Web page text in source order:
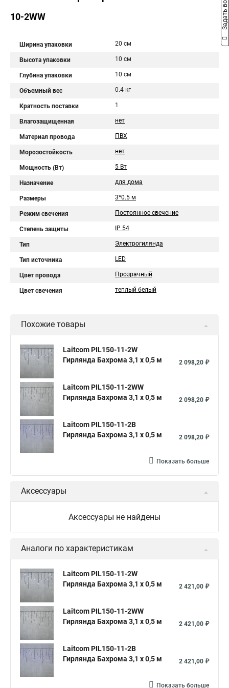
10-2WW
Ширина упаковки 20 см
Высота упаковки 10 см
Глубина упаковки 10 см
Объемный вес 0.4 кг
Кратность поставки 1
Влагозащищенная нет
Материал провода ПВХ
Морозостойкость нет
Мощность (Вт) 5 Вт
Назначение для дома
Размеры 3*0.5 м
Режим свечения Постоянное свечение
Степень защиты IP 54
Тип Электрогилянда
Тип источника LED
Цвет провода Прозрачный
Цвет свечения теплый белый
Похожие товары
Laitcom PIL150-11-2W
Гирлянда Бахрома 3,1 x 0,5 м
2 098,20 ₽
Laitcom PIL150-11-2WW
Гирлянда Бахрома 3,1 x 0,5 м
2 098,20 ₽
Laitcom PIL150-11-2B
Гирлянда Бахрома 3,1 x 0,5 м
2 098,20 ₽
Показать больше
Аксессуары
Аксессуары не найдены
Аналоги по характеристикам
Laitcom PIL150-11-2W
Гирлянда Бахрома 3,1 x 0,5 м
2 421,00 ₽
Laitcom PIL150-11-2WW
Гирлянда Бахрома 3,1 x 0,5 м
2 421,00 ₽
Laitcom PIL150-11-2B
Гирлянда Бахрома 3,1 x 0,5 м
2 421,00 ₽
Показать больше